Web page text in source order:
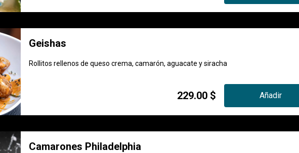
Geishas
Rollitos rellenos de queso crema, camarón, aguacate y siracha
229.00 $ Añadir
Camarones Philadelphia